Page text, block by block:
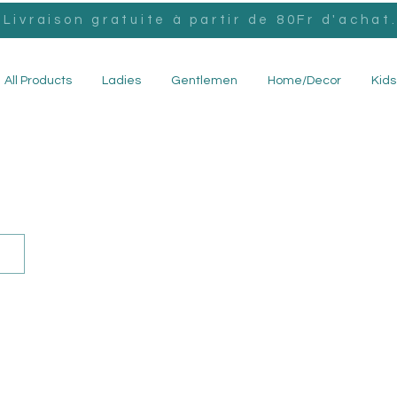
Livraison gratuite à partir de 80Fr d'achat.
All Products Ladies Gentlemen Home/Decor Kids